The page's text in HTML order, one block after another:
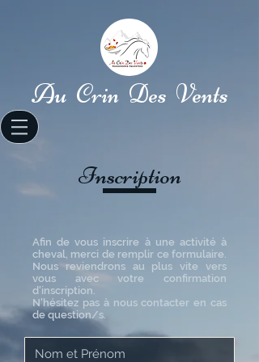
Au Crin Des Vents
Inscription
Afin de vous inscrire à une activité à
cheval, merci de remplir ce formulaire.
Nous reviendrons au plus vite vers
vous avec votre confirmation
d'inscription.
N'hésitez pas à nous contacter en cas
de question/s.